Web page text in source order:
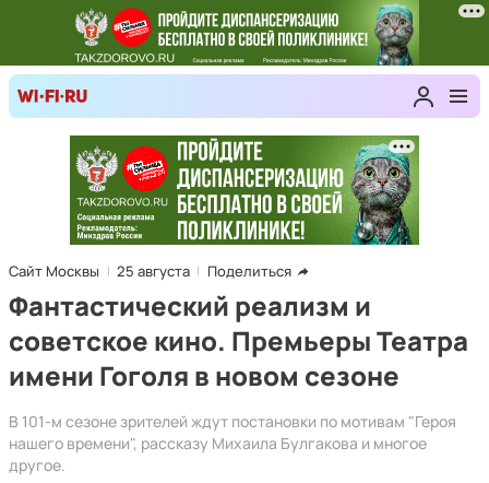
Сайт Москвы 25 августа Поделиться
Фантастический реализм и
советское кино. Премьеры Театра
имени Гоголя в новом сезоне
В 101-м сезоне зрителей ждут постановки по мотивам "Героя
нашего времени", рассказу Михаила Булгакова и многое
другое.